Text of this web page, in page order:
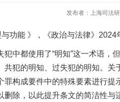
发布者：上海司法
功能 》，《政治与法律》2024
中都使用了“明知”这一术语
犯的明知、过失犯的明知。
构成要件中的特殊要素进行
除，以此提升条文的简洁性与